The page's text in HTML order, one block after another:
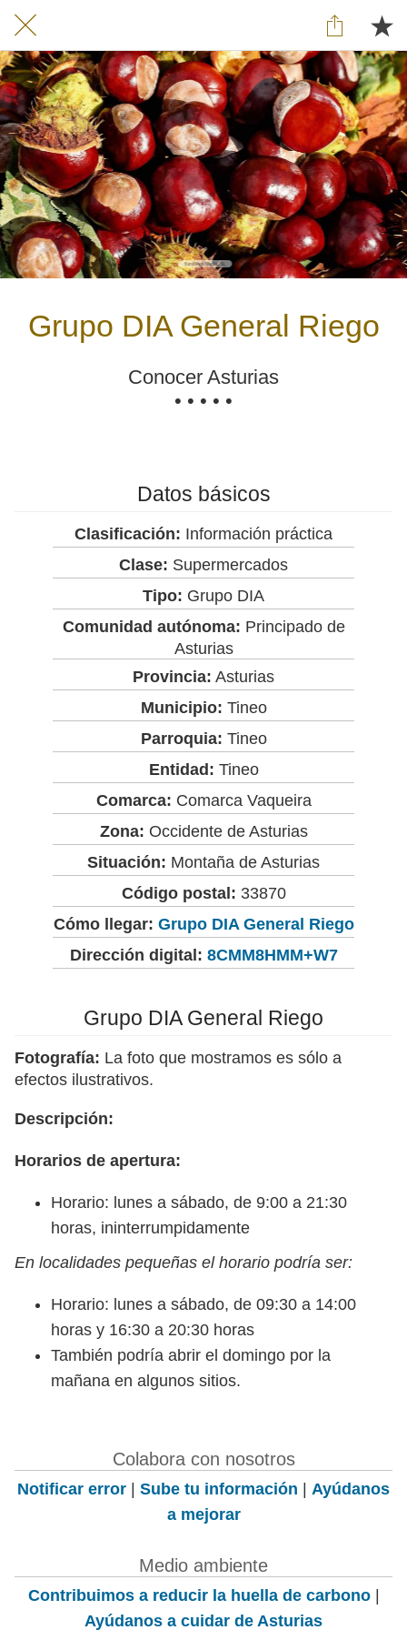
Grupo DIA General Riego
Conocer Asturias
• • • • •
Datos básicos
Clasificación: Información práctica
Clase: Supermercados
Tipo: Grupo DIA
Comunidad autónoma: Principado de
Asturias
Provincia: Asturias
Municipio: Tineo
Parroquia: Tineo
Entidad: Tineo
Comarca: Comarca Vaqueira
Zona: Occidente de Asturias
Situación: Montaña de Asturias
Código postal: 33870
Cómo llegar: Grupo DIA General Riego
Dirección digital: 8CMM8HMM+W7
Grupo DIA General Riego
Fotografía: La foto que mostramos es sólo a
efectos ilustrativos.
Descripción:
Horarios de apertura:
Horario: lunes a sábado, de 9:00 a 21:30
horas, ininterrumpidamente
En localidades pequeñas el horario podría ser:
Horario: lunes a sábado, de 09:30 a 14:00
horas y 16:30 a 20:30 horas
También podría abrir el domingo por la
mañana en algunos sitios.
Colabora con nosotros
Notificar error | Sube tu información | Ayúdanos
a mejorar
Medio ambiente
Contribuimos a reducir la huella de carbono|
Ayúdanos a cuidar de Asturias